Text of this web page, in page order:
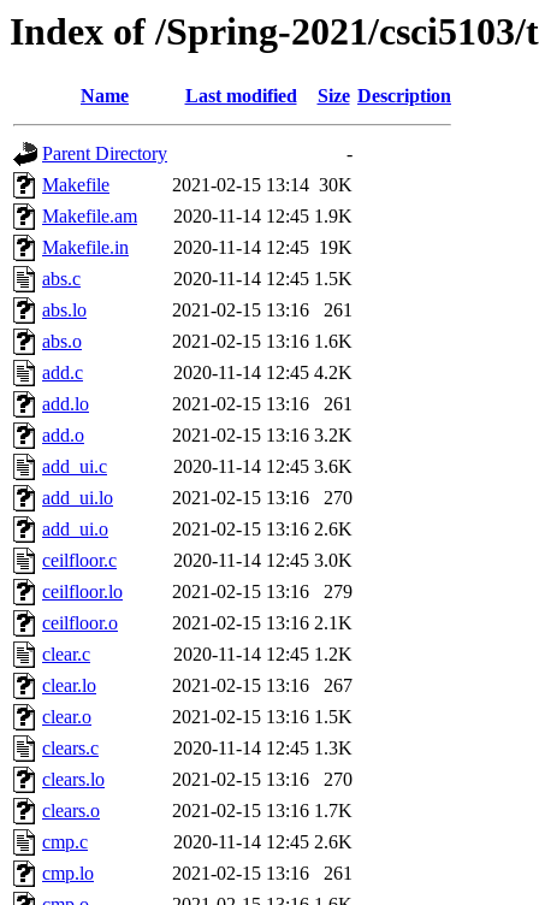
Index of /Spring-2021/
Name Last modified Size Description
Parent Directory
-
Makefile
2021-02-15 13:14 30K
Makefile.am
2020-11-14 12:45 1.9K
Makefile.in
2020-11-14 12:45 19K
abs.c
2020-11-14 12:45 1.5K
abs.lo
2021-02-15 13:16
261
abs.o
2021-02-15 13:16 1.6K
add.c
2020-11-14 12:45 4.2K
add.lo
2021-02-15 13:16
261
add.o
2021-02-15 13:16 3.2K
add_ui.c
2020-11-14 12:45 3.6K
add_ui.lo
2021-02-15 13:16
270
add_ui.o
2021-02-15 13:16 2.6K
ceilfloor.c
2020-11-14 12:45 3.0K
ceilfloor.lo
2021-02-15 13:16
279
ceilfloor.o
2021-02-15 13:16 2.1K
clear.c
2020-11-14 12:45 1.2K
clear.lo
2021-02-15 13:16
267
clear.o
2021-02-15 13:16 1.5K
clears.c
2020-11-14 12:45 1.3K
clears.lo
2021-02-15 13:16
270
clears.o
2021-02-15 13:16 1.7K
cmp.c
2020-11-14 12:45 2.6K
cmp.lo
2021-02-15 13:16
261